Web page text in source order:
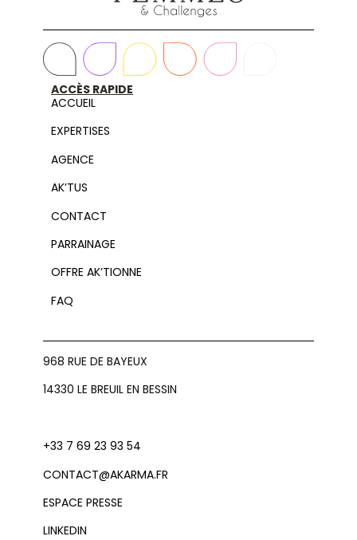
ACCÈS RAPIDE
ACCUEIL
EXPERTISES
AGENCE
AK’TUS
CONTACT
PARRAINAGE
OFFRE AK’TIONNE
FAQ
968 RUE DE BAYEUX
14330 LE BREUIL EN BESSIN
+33 7 69 23 93 54
CONTACT@AKARMA.FR
ESPACE PRESSE
LINKEDIN